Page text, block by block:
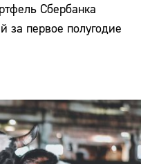
Сбербанка
за первое полугодие